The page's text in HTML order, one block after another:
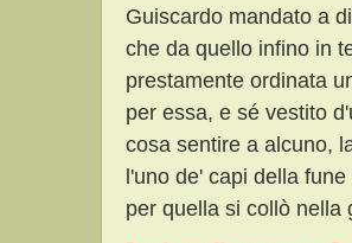
Guiscardo mandato a
che da quello infino in
prestamente ordinata
per essa, e sé vestito
cosa sentire a alcuno,
l'uno de' capi della
per quella si collò nella